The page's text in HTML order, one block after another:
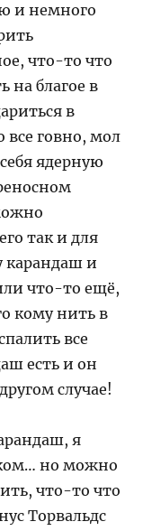
и немного
что-то что
на благое в
в
все говно, мол
ядерную
так и для
карандаш и
что-то ещё,
кому нить в
все
есть и он
случае!
я
но можно
что-то что
Торвальдс